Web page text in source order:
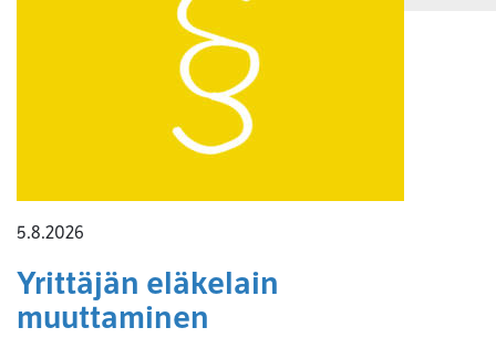
5.8.2026
Yrittäjän eläkelain
muuttaminen